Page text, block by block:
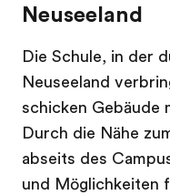
Neuseeland
Die Schule, in der
Neuseeland
schicken Gebäude
Durch die Nähe
abseits des
und Möglichkeiten